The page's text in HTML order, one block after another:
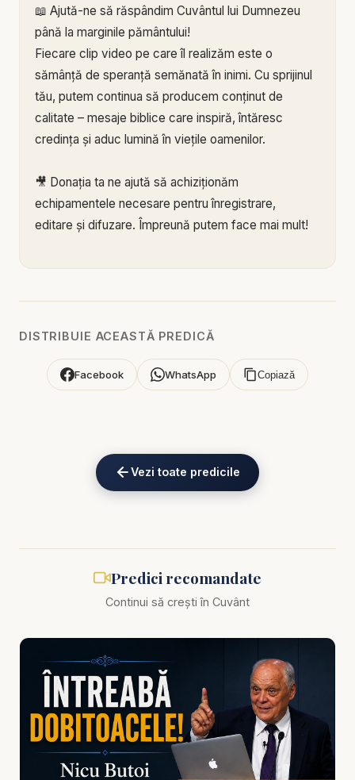
📖 Ajută-ne să răspândim Cuvântul lui Dumnezeu
până la marginile pământului!
Fiecare clip video pe care îl realizăm este o
sămânță de speranță semănată în inimi. Cu sprijinul
tău, putem continua să producem conținut de
calitate – mesaje biblice care inspiră, întăresc
credința și aduc lumină în viețile oamenilor.
🎥 Donația ta ne ajută să achiziționăm
echipamentele necesare pentru înregistrare,
editare și difuzare. Împreună putem face mai mult!
🌐 Sau pe:https://BIBLIAZILNICA.RO
Alătură-te acestui canal pentru a primi acces la
Nicu Butoi - Realitatea iubirii lui Dumnezeu - predici
iubire a lui Dumnezeu, dar foarte mulți se îndoiesc
de realitatea ei în propria lor viață. Când apar
durerea, pierderea, vinovăția, întrebările și tăcerile
grele, sufletul începe să se întrebe dacă iubirea lui
Dumnezeu este cu adevărat reală sau doar o
afirmație frumoasă repetată în biserică. În această
DISTRIBUIE ACEASTĂ PREDICĂ
Facebook WhatsApp Copiază
Vezi toate predicile
Predici recomandate
Continui să crești în Cuvânt